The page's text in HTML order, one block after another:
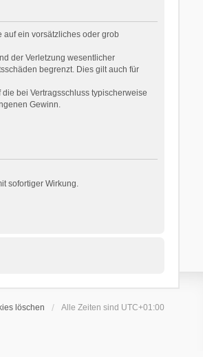
auf ein vorsätzliches oder grob
der Verletzung wesentlicher
begrenzt. Dies gilt auch für
bei Vertragsschluss typischerweise
Gewinn.
sofortiger Wirkung.
löschen Alle Zeiten sind UTC+01:00